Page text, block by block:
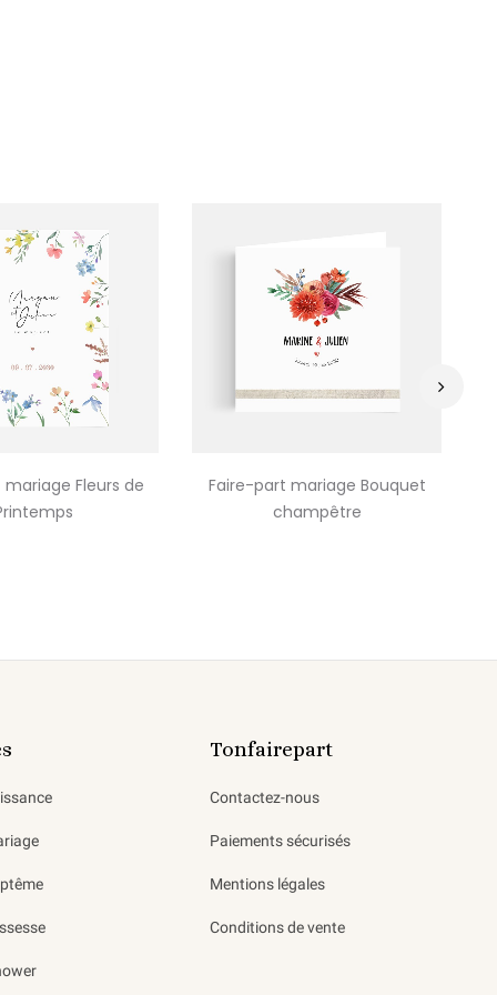
Fleurs de
Faire-part mariage Bouquet
champêtre
Tonfairepart
Contactez-nous
Paiements sécurisés
Mentions légales
Conditions de vente